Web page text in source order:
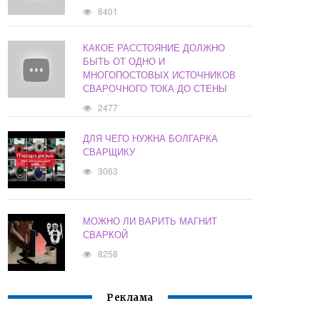
8401
КАКОЕ РАССТОЯНИЕ ДОЛЖНО
БЫТЬ ОТ ОДНО И
МНОГОПОСТОВЫХ ИСТОЧНИКОВ
СВАРОЧНОГО ТОКА ДО СТЕНЫ
2477
ДЛЯ ЧЕГО НУЖНА БОЛГАРКА
СВАРЩИКУ
3063
МОЖНО ЛИ ВАРИТЬ МАГНИТ
СВАРКОЙ
8258
Реклама